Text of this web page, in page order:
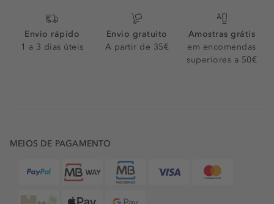
Envio rápido
1 a 3 dias úteis
Envio gratuito
A partir de 35€
Amostras grátis
em encomendas
superiores a 50€
MEIOS DE PAGAMENTO